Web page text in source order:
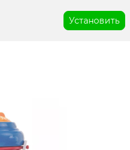
Установить